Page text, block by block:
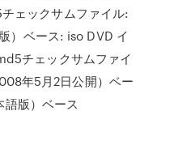
ェックサムファイル:
）ベース: iso DVD イ
チェックサムファイ
年5月2日公開）ベー
語版）ベース